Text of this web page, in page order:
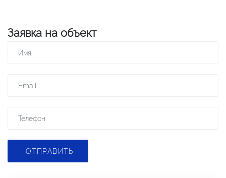
Заявка на объект
ОТПРАВИТЬ